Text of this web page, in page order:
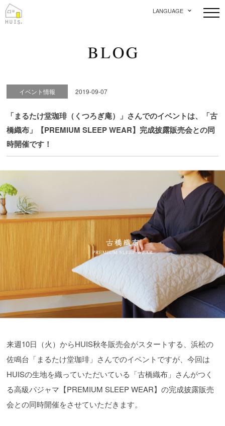
LANGUAGE
イベント情報 2019-09-07
「まるたけ堂珈琲（くつろぎ庵）」さんでのイベントは、「古
橋織布」【PREMIUM SLEEP WEAR】完成披露販売会との同
時開催です！
来週10日（火）からHUIS秋冬販売会がスタートする、浜松の
佐鳴台「まるたけ堂珈琲」さんでのイベントですが、今回は
HUISの生地を織っていただいている「古橋織布」さんがつく
る高級パジャマ【PREMIUM SLEEP WEAR】の完成披露販売
会との同時開催をさせていただきます。